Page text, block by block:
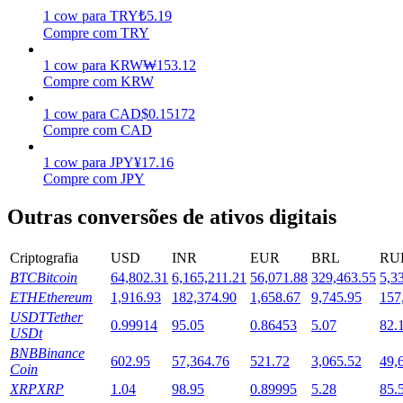
Estacamento
Altos retornos e acesso instantâneo
Staking flexível para ganhar tokens populares.
1 cow para TRY₺5.19
Compre com TRY
1 cow para KRW₩153.12
Compre com KRW
1 cow para CAD$0.15172
Compre com CAD
1 cow para JPY¥17.16
Compre com JPY
Outras conversões de ativos digitais
Criptografia USD INR EUR BRL
BTCBitcoin 64,802.31 6,165,211.21 56,071.88 329,463.55
ETHEthereum 1,916.93 182,374.90 1,658.67 9,745.95
USDTTether
USDt
0.99914 95.05 0.86453 5.07
BNBBinance
Coin
602.95 57,364.76 521.72 3,065.52
XRPXRP 1.04 98.95 0.89995 5.28